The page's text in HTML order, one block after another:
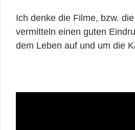
Ich denke die Filme, bzw.
vermitteln einen guten
dem Leben auf und um die